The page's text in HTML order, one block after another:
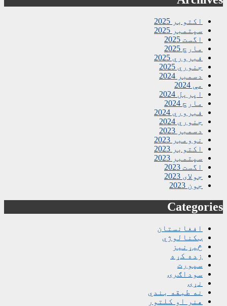
اکتوبر 2025
سپتمبر 2025
اگست 2025
مارچ 2025
فبروري 2025
جنوري 2025
دسمبر 2024
مې 2024
اپریل 2024
مارچ 2024
فبروري 2024
جنوري 2024
دسمبر 2023
نوومبر 2023
اکتوبر 2023
سپتمبر 2023
اگست 2023
جولای 2023
جون 2023
Categories
افغانستان
ټکنالوژي
څیړنیز
زده کړه
سپورت
سوداګرۍ
نړۍ
نه طبقه بندي
هنر او کلتور